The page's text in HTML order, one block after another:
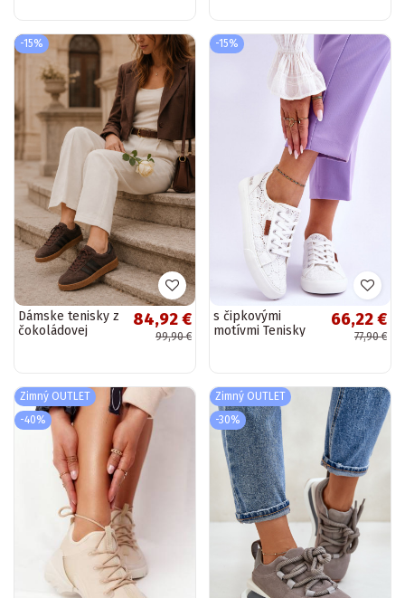
-15%
Dámske tenisky z
čokoládovej
84,92 €
99,90 €
-15%
s čipkovými
motívmi Tenisky
66,22 €
77,90 €
Zimný OUTLET
-40%
Zimný OUTLET
-30%